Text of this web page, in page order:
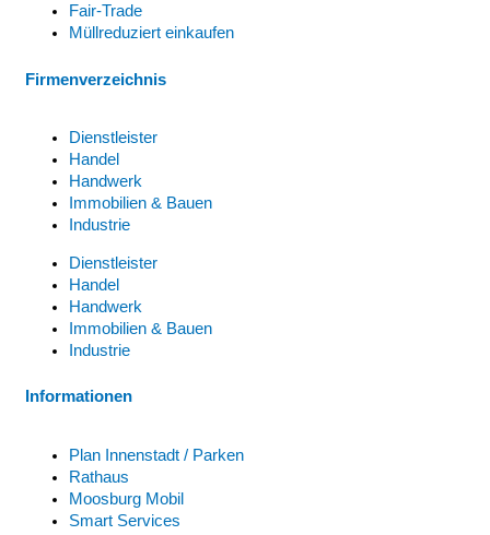
Fair-Trade
Müllreduziert einkaufen
Firmenverzeichnis
Dienstleister
Handel
Handwerk
Immobilien & Bauen
Industrie
Dienstleister
Handel
Handwerk
Immobilien & Bauen
Industrie
Informationen
Plan Innenstadt / Parken
Rathaus
Moosburg Mobil
Smart Services